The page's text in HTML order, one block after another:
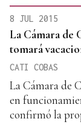
8 JUL 2015
La Cámara de
tomará
CATI COBAS
La Cámara de
en
confirmó la